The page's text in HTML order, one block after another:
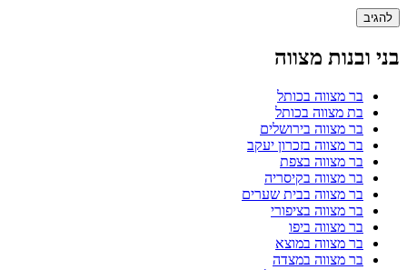
בני ובנות מצווה
בר מצווה בכותל
בת מצווה בכותל
בר מצווה בירושלים
בר מצווה בזכרון יעקב
בר מצווה בצפת
בר מצווה בקיסריה
בר מצווה בבית שערים
בר מצווה בציפורי
בר מצווה ביפו
בר מצווה במוצא
בר מצווה במצדה